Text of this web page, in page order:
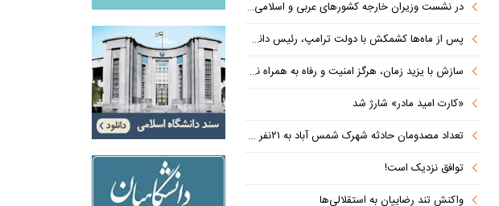
در نشست وزیران خارجه کشورهای عربی و اسلامی در امان چه گذشت؟
پس از ماه‌ها کشمکش با دولت ترامپ، رئیس دانشگاه براون کنار می‌رود
سازش با یزید زمان، هرگز امنیت و رفاه به همراه نداشته است
«کارت امید مادر» شارژ شد
تعداد مصدومان حادثه شهرک شمس آباد به ۲۱نفر رسید
توافق نزدیک است!
واکنش تند رضاییان به استقلالی‌ها